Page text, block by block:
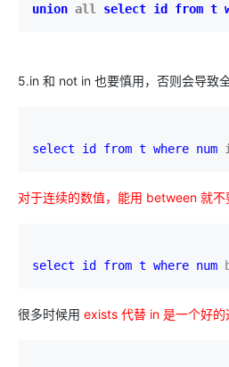
union all select id from t
5.in 和 not in 也要慎用，否则会导致
select id from t where num
对于连续的数值，能用 between 就不
select id from t where num
很多时候用 exists 代替 in 是一个好的